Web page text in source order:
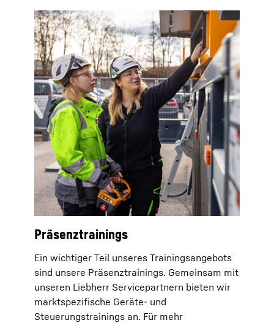
Präsenztrainings
Ein wichtiger Teil unseres Trainingsangebots
sind unsere Präsenztrainings. Gemeinsam mit
unseren Liebherr Servicepartnern bieten wir
marktspezifische Geräte- und
Steuerungstrainings an. Für mehr